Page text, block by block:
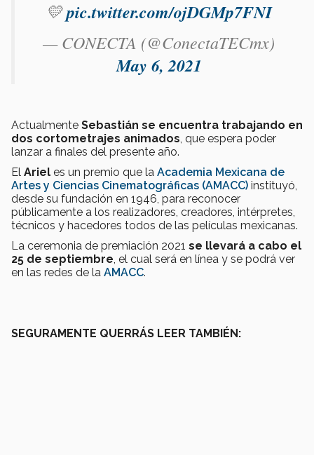
💛pic.twitter.com/ojDGMp7FNI
— CONECTA (@ConectaTECmx)
May 6, 2021
Actualmente Sebastián se encuentra trabajando en
dos cortometrajes animados, que espera poder
lanzar a finales del presente año.
El Ariel es un premio que la Academia Mexicana de
Artes y Ciencias Cinematográficas (AMACC) instituyó,
desde su fundación en 1946, para reconocer
públicamente a los realizadores, creadores, intérpretes,
técnicos y hacedores todos de las películas mexicanas.
La ceremonia de premiación 2021 se llevará a cabo el
25 de septiembre, el cual será en línea y se podrá ver
en las redes de la AMACC.
SEGURAMENTE QUERRÁS LEER TAMBIÉN: